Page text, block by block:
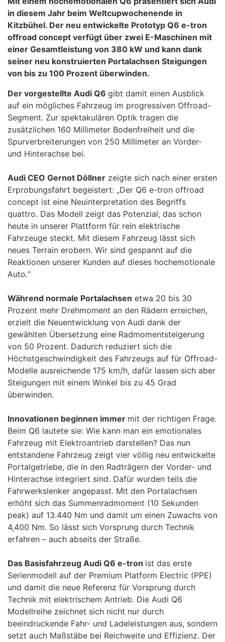
in diesem Jahr beim Weltcupwochenende in
Kitzbühel. Der neu entwickelte Prototyp Q6 e-tron
offroad concept verfügt über zwei E-Maschinen mit
einer Gesamtleistung von 380 kW und kann dank
seiner neu konstruierten Portalachsen Steigungen
von bis zu 100 Prozent überwinden.
Der vorgestellte Audi Q6 gibt damit einen Ausblick
auf ein mögliches Fahrzeug im progressiven Offroad-
Segment. Zur spektakulären Optik tragen die
zusätzlichen 160 Millimeter Bodenfreiheit und die
Spurverbreiterungen von 250 Millimeter an Vorder-
und Hinterachse bei.
Audi CEO Gernot Döllner zeigte sich nach einer ersten
Erprobungsfahrt begeistert: „Der Q6 e-tron offroad
concept ist eine Neuinterpretation des Begriffs
quattro. Das Modell zeigt das Potenzial, das schon
heute in unserer Plattform für rein elektrische
Fahrzeuge steckt. Mit diesem Fahrzeug lässt sich
neues Terrain erobern. Wir sind gespannt auf die
Reaktionen unserer Kunden auf dieses hochemotionale
Auto.“
Während normale Portalachsen etwa 20 bis 30
Prozent mehr Drehmoment an den Rädern erreichen,
erzielt die Neuentwicklung von Audi dank der
gewählten Übersetzung eine Radmomentsteigerung
von 50 Prozent. Dadurch reduziert sich die
Höchstgeschwindigkeit des Fahrzeugs auf für Offroad-
Modelle ausreichende 175 km/h, dafür lassen sich aber
Steigungen mit einem Winkel bis zu 45 Grad
überwinden.
Innovationen beginnen immer mit der richtigen Frage.
Beim Q6 lautete sie: Wie kann man ein emotionales
Fahrzeug mit Elektroantrieb darstellen? Das nun
entstandene Fahrzeug zeigt vier völlig neu entwickelte
Portalgetriebe, die in den Radträgern der Vorder- und
Hinterachse integriert sind. Dafür wurden teils die
Fahrwerkslenker angepasst. Mit den Portalachsen
erhöht sich das Summenradmoment (10 Sekunden
peak) auf 13.440 Nm und damit um einen Zuwachs von
4,400 Nm. So lässt sich Vorsprung durch Technik
erfahren – auch abseits der Straße.
Das Basisfahrzeug Audi Q6 e-tron ist das erste
Serienmodell auf der Premium Platform Electric (PPE)
und damit die neue Referenz für Vorsprung durch
Technik mit elektrischem Antrieb. Die Audi Q6
Modellreihe zeichnet sich nicht nur durch
beeindruckende Fahr- und Ladeleistungen aus, sondern
setzt auch Maßstäbe bei Reichweite und Effizienz. Der